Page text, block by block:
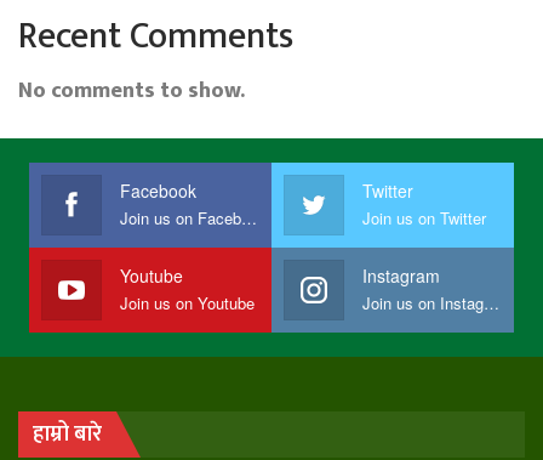
Recent Comments
No comments to show.
Facebook
Join us on Facebook
Twitter
Join us on Twitter
Youtube
Join us on Youtube
Instagram
Join us on Instagram
हाम्रो बारे